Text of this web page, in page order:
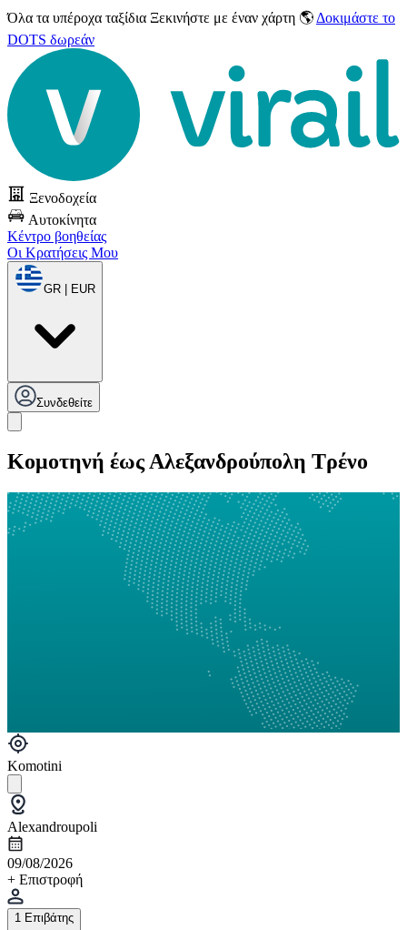
Όλα τα υπέροχα ταξίδια Ξεκινήστε με έναν χάρτη 🌎 Δοκιμάστε το
DOTS δωρεάν
Ξενοδοχεία
Αυτοκίνητα
Κέντρο βοηθείας
Οι Κρατήσεις Μου
GR | EUR
Συνδεθείτε
Κομοτηνή έως Αλεξανδρούπολη Τρένο
Komotini
Alexandroupoli
09/08/2026
+ Επιστροφή
1 Επιβάτης